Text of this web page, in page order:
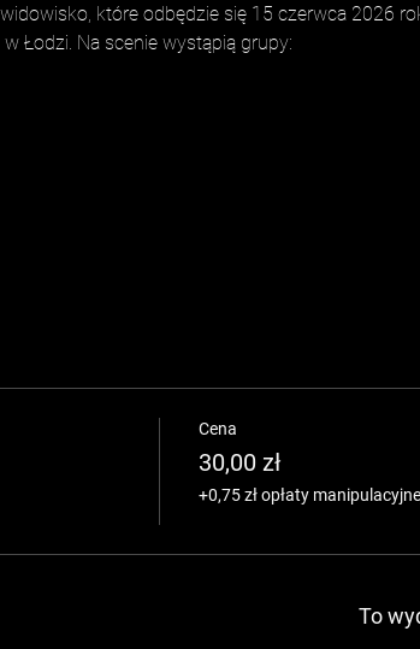
które odbędzie się 15 czerwca 2026
Łodzi. Na scenie wystąpią grupy:
Cena
30,00 zł
+0,75 zł opłaty
To